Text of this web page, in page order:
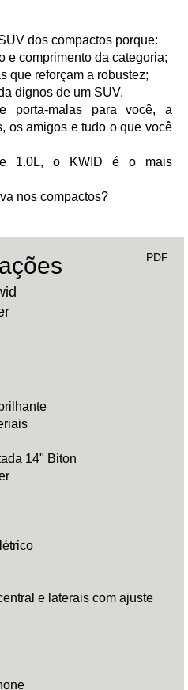
dos compactos porque:
e comprimento da categoria;
que reforçam a robustez;
dignos de um SUV.
porta-malas para você, a
os amigos e tudo o que você
1.0L, o KWID é o mais
nos compactos?
PDF
14" Biton
e laterais com ajuste